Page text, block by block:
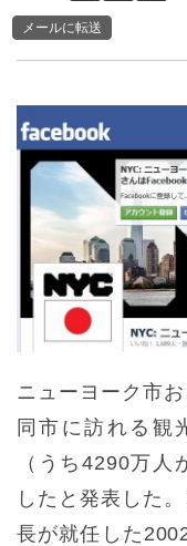
メールに転送
ニューヨーク市
同市に訪れる観
（うち4290万
したと発表した
長が就任した